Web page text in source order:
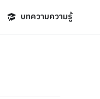
บทความความรู้